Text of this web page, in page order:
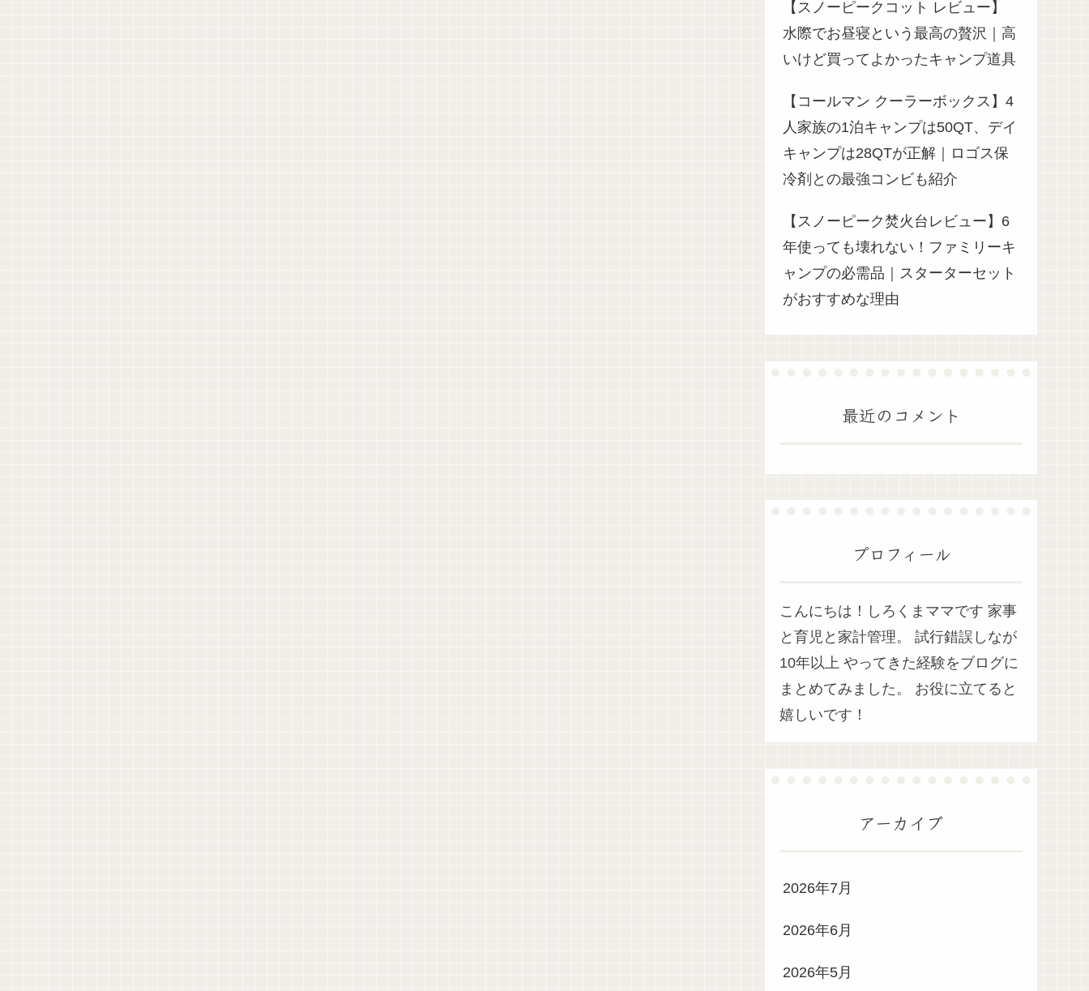
【スノーピークコット レビュー】
水際でお昼寝という最高の贅沢｜高
いけど買ってよかったキャンプ道具
【コールマン クーラーボックス】4
人家族の1泊キャンプは50QT、デイ
キャンプは28QTが正解｜ロゴス保
冷剤との最強コンビも紹介
【スノーピーク焚火台レビュー】6
年使っても壊れない！ファミリーキ
ャンプの必需品｜スターターセット
がおすすめな理由
最近のコメント
プロフィール
こんにちは！しろくまママです 家事
と育児と家計管理。 試行錯誤しなが
10年以上 やってきた経験をブログに
まとめてみました。 お役に立てると
嬉しいです！
アーカイブ
2026年7月
2026年6月
2026年5月